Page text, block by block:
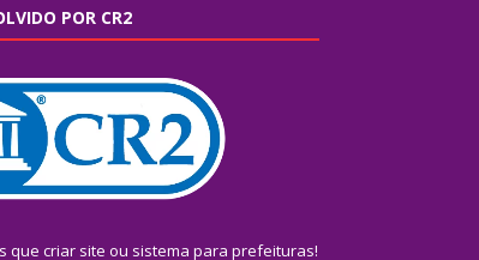
POR CR2
que criar site ou sistema para prefeituras!